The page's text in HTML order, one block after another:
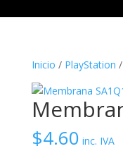
Inicio / PlayStation /
$4.60 inc. IVA